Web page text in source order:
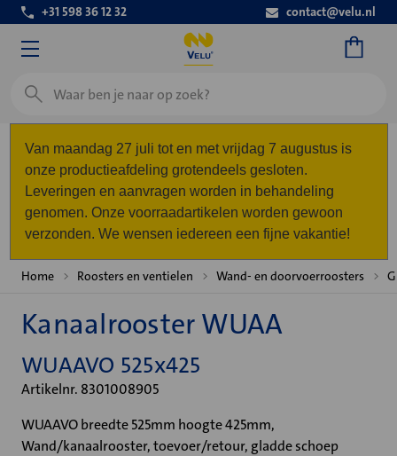
+31 598 36 12 32 contact@velu.nl
Zoeken
Van maandag 27 juli tot en met vrijdag 7 augustus is
onze productieafdeling grotendeels gesloten.
Leveringen en aanvragen worden in behandeling
genomen. Onze voorraadartikelen worden gewoon
verzonden. We wensen iedereen een fijne vakantie!
Home Roosters en ventielen Wand- en doorvoerroosters
Kanaalrooster WUAA
WUAAVO 525x425
Artikelnr. 8301008905
WUAAVO breedte 525mm hoogte 425mm,
Wand/kanaalrooster, toevoer/retour, gladde schoep